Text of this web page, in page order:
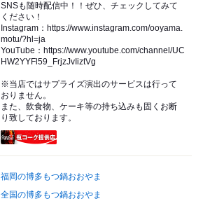
SNSも随時配信中！！ぜひ、チェックしてみて
ください！
Instagram：https://www.instagram.com/ooyama.
motu/?hl=ja
YouTube：https://www.youtube.com/channel/UC
HW2YYFl59_FrjzJvIiztVg
※当店ではサプライズ演出のサービスは行って
おりません。
また、飲食物、ケーキ等の持ち込みも固くお断
り致しております。
福岡の博多もつ鍋おおやま
全国の博多もつ鍋おおやま